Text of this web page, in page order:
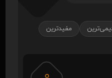
مفیدترین